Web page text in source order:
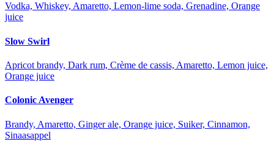
Vodka, Whiskey, Amaretto, Lemon-lime soda, Grenadine, Orange
juice
Slow Swirl
Apricot brandy, Dark rum, Crème de cassis, Amaretto, Lemon juice,
Orange juice
Colonic Avenger
Brandy, Amaretto, Ginger ale, Orange juice, Suiker, Cinnamon,
Sinaasappel